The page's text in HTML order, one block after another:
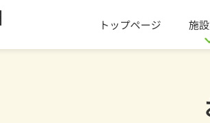
トップページ 施